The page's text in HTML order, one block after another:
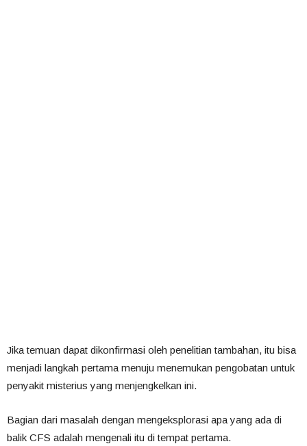
Jika temuan dapat dikonfirmasi oleh penelitian tambahan, itu bisa
menjadi langkah pertama menuju menemukan pengobatan untuk
penyakit misterius yang menjengkelkan ini.
Bagian dari masalah dengan mengeksplorasi apa yang ada di
balik CFS adalah mengenali itu di tempat pertama.